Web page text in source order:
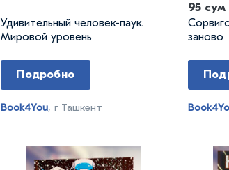
Удивительный человек-паук.
Мировой уровень
Подробно
Book4You, г Ташкент
95 сум
заново